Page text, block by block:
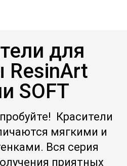
для
SOFT
Красители
мягкими и
Вся серия
приятных